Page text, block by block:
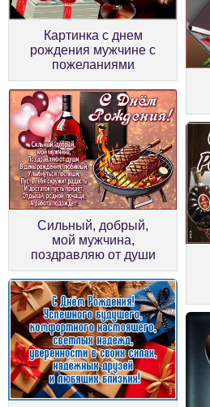
Картинка с днем
рождения мужчине с
пожеланиями
Сильный, добрый,
мой мужчина,
поздравляю от души